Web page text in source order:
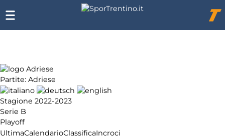
Partite: Adriese
Stagione 2022-2023
Serie B
Playoff
UltimaCalendarioClassificaIncroci
Chi
siamo
Affiliazione